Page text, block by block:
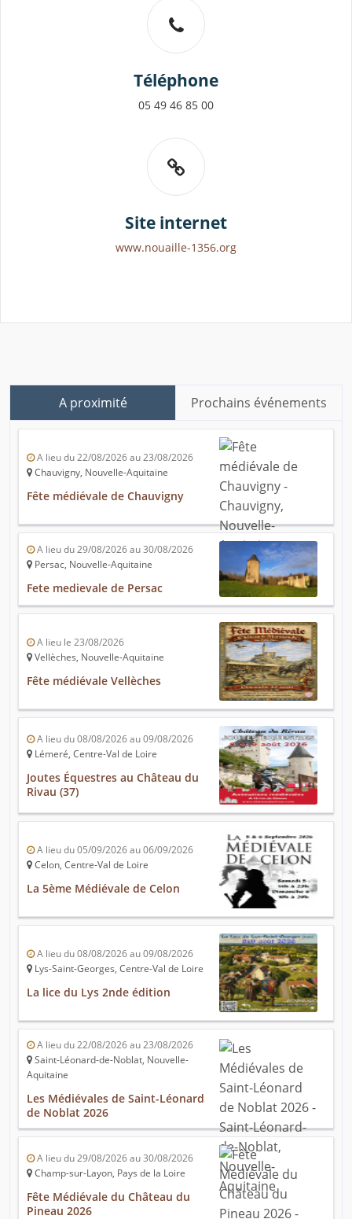
Téléphone
05 49 46 85 00
Site internet
www.nouaille-1356.org
A proximité Prochains événements
A lieu du 22/08/2026 au 23/08/2026
Chauvigny, Nouvelle-Aquitaine
Fête médiévale de Chauvigny
A lieu du 29/08/2026 au 30/08/2026
Persac, Nouvelle-Aquitaine
Fete medievale de Persac
A lieu le 23/08/2026
Vellèches, Nouvelle-Aquitaine
Fête médiévale Vellèches
A lieu du 08/08/2026 au 09/08/2026
Lémeré, Centre-Val de Loire
Joutes Équestres au Château du
Rivau (37)
A lieu du 05/09/2026 au 06/09/2026
Celon, Centre-Val de Loire
La 5ème Médiévale de Celon
A lieu du 08/08/2026 au 09/08/2026
Lys-Saint-Georges, Centre-Val de Loire
La lice du Lys 2nde édition
A lieu du 22/08/2026 au 23/08/2026
Saint-Léonard-de-Noblat, Nouvelle-
Aquitaine
Les Médiévales de Saint-Léonard
de Noblat 2026
A lieu du 29/08/2026 au 30/08/2026
Champ-sur-Layon, Pays de la Loire
Fête Médiévale du Château du
Pineau 2026